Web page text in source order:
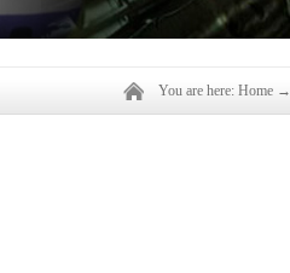
You are here: Home →